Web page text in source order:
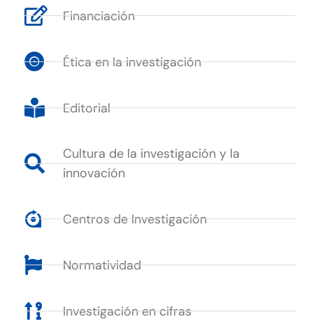
Financiación
Ética en la investigación
Editorial
Cultura de la investigación y la
innovación
Centros de Investigación
Normatividad
Investigación en cifras